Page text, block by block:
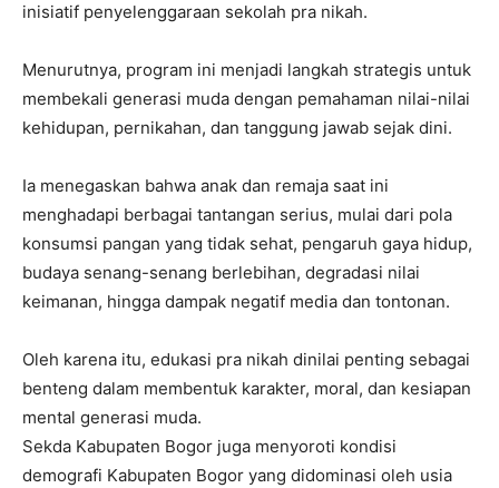
inisiatif penyelenggaraan sekolah pra nikah.
Menurutnya, program ini menjadi langkah strategis untuk
membekali generasi muda dengan pemahaman nilai-nilai
kehidupan, pernikahan, dan tanggung jawab sejak dini.
Ia menegaskan bahwa anak dan remaja saat ini
menghadapi berbagai tantangan serius, mulai dari pola
konsumsi pangan yang tidak sehat, pengaruh gaya hidup,
budaya senang-senang berlebihan, degradasi nilai
keimanan, hingga dampak negatif media dan tontonan.
Oleh karena itu, edukasi pra nikah dinilai penting sebagai
benteng dalam membentuk karakter, moral, dan kesiapan
mental generasi muda.
Sekda Kabupaten Bogor juga menyoroti kondisi
demografi Kabupaten Bogor yang didominasi oleh usia